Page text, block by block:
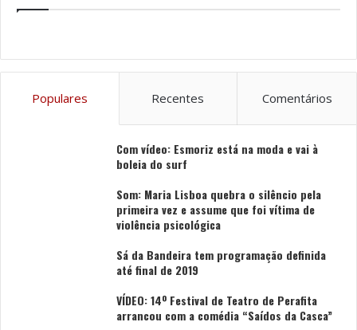
Tags Convento dos Lóios
Museu
Populares Recentes Comentários
Com vídeo: Esmoriz está na moda e vai à
boleia do surf
Som: Maria Lisboa quebra o silêncio pela
primeira vez e assume que foi vítima de
violência psicológica
Sá da Bandeira tem programação definida
até final de 2019
VÍDEO: 14º Festival de Teatro de Perafita
arrancou com a comédia “Saídos da Casca”